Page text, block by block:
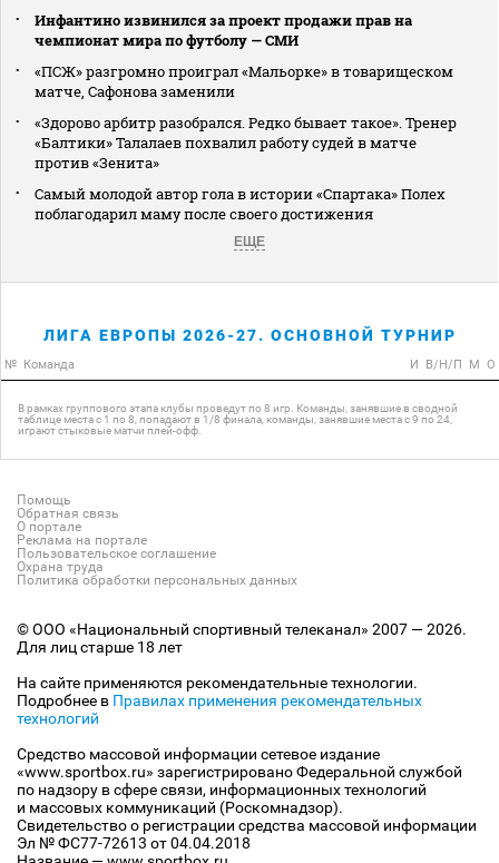
Инфантино извинился за проект продажи прав на
чемпионат мира по футболу — СМИ
«ПСЖ» разгромно проиграл «Мальорке» в товарищеском
матче, Сафонова заменили
«Здорово арбитр разобрался. Редко бывает такое». Тренер
«Балтики» Талалаев похвалил работу судей в матче
против «Зенита»
Самый молодой автор гола в истории «Спартака» Полех
поблагодарил маму после своего достижения
ЕЩЕ
ЛИГА ЕВРОПЫ 2026-27. ОСНОВНОЙ ТУРНИР
№ Команда И В/Н/П М О
В рамках группового этапа клубы проведут по 8 игр. Команды, занявшие в сводной
таблице места с 1 по 8, попадают в 1/8 финала, команды, занявшие места с 9 по 24,
играют стыковые матчи плей-офф.
Помощь
Обратная связь
О портале
Реклама на портале
Пользовательское соглашение
Охрана труда
Политика обработки персональных данных
© ООО «Национальный спортивный телеканал» 2007 — 2026.
Для лиц старше 18 лет
На сайте применяются рекомендательные технологии.
Подробнее в Правилах применения рекомендательных
технологий
Средство массовой информации сетевое издание
«www.sportbox.ru» зарегистрировано Федеральной службой
по надзору в сфере связи, информационных технологий
и массовых коммуникаций (Роскомнадзор).
Свидетельство о регистрации средства массовой информации
Эл № ФС77-72613 от 04.04.2018